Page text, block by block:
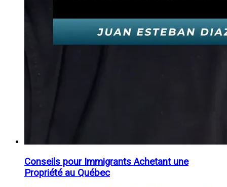
Conseils pour Immigrants Achetant une
Propriété au Québec